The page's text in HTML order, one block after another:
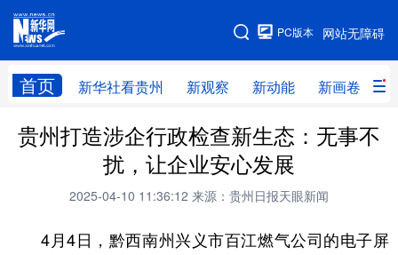
网站无障碍
PC版本
首页 新华社看贵州 新观察 新动能 新画卷
网站地图
新华社看贵州 新观察 新动能 新画卷
贵州领导 人事
直播
畅游贵州 数字贵州 律动贵州 健康贵州
贵州打造涉企行政检查新生态：无事不
扰，让企业安心发展
2025-04-10 11:36:12 来源：贵州日报天眼新闻
4月4日，黔西南州兴义市百江燃气公司的电子屏